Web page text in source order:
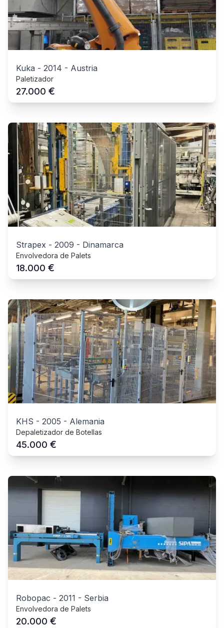
Kuka - 2014 - Austria
Paletizador
27.000 €
Strapex - 2009 - Dinamarca
Envolvedora de Palets
18.000 €
KHS - 2005 - Alemania
Depaletizador de Botellas
45.000 €
Robopac - 2011 - Serbia
Envolvedora de Palets
20.000 €